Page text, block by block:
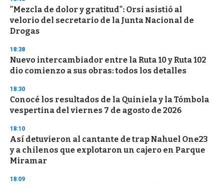
s
o
f
3
s
e
c
o
d
s
"Mezcla de dolor y gratitud": Orsi asistió al
velorio del secretario de la Junta Nacional de
Drogas
18:38
Nuevo intercambiador entre la Ruta 10 y Ruta 102
dio comienzo a sus obras: todos los detalles
18:30
Conocé los resultados de la Quiniela y la Tómbola
vespertina del viernes 7 de agosto de 2026
18:10
Así detuvieron al cantante de trap Nahuel One23
y a chilenos que explotaron un cajero en Parque
Miramar
18:09